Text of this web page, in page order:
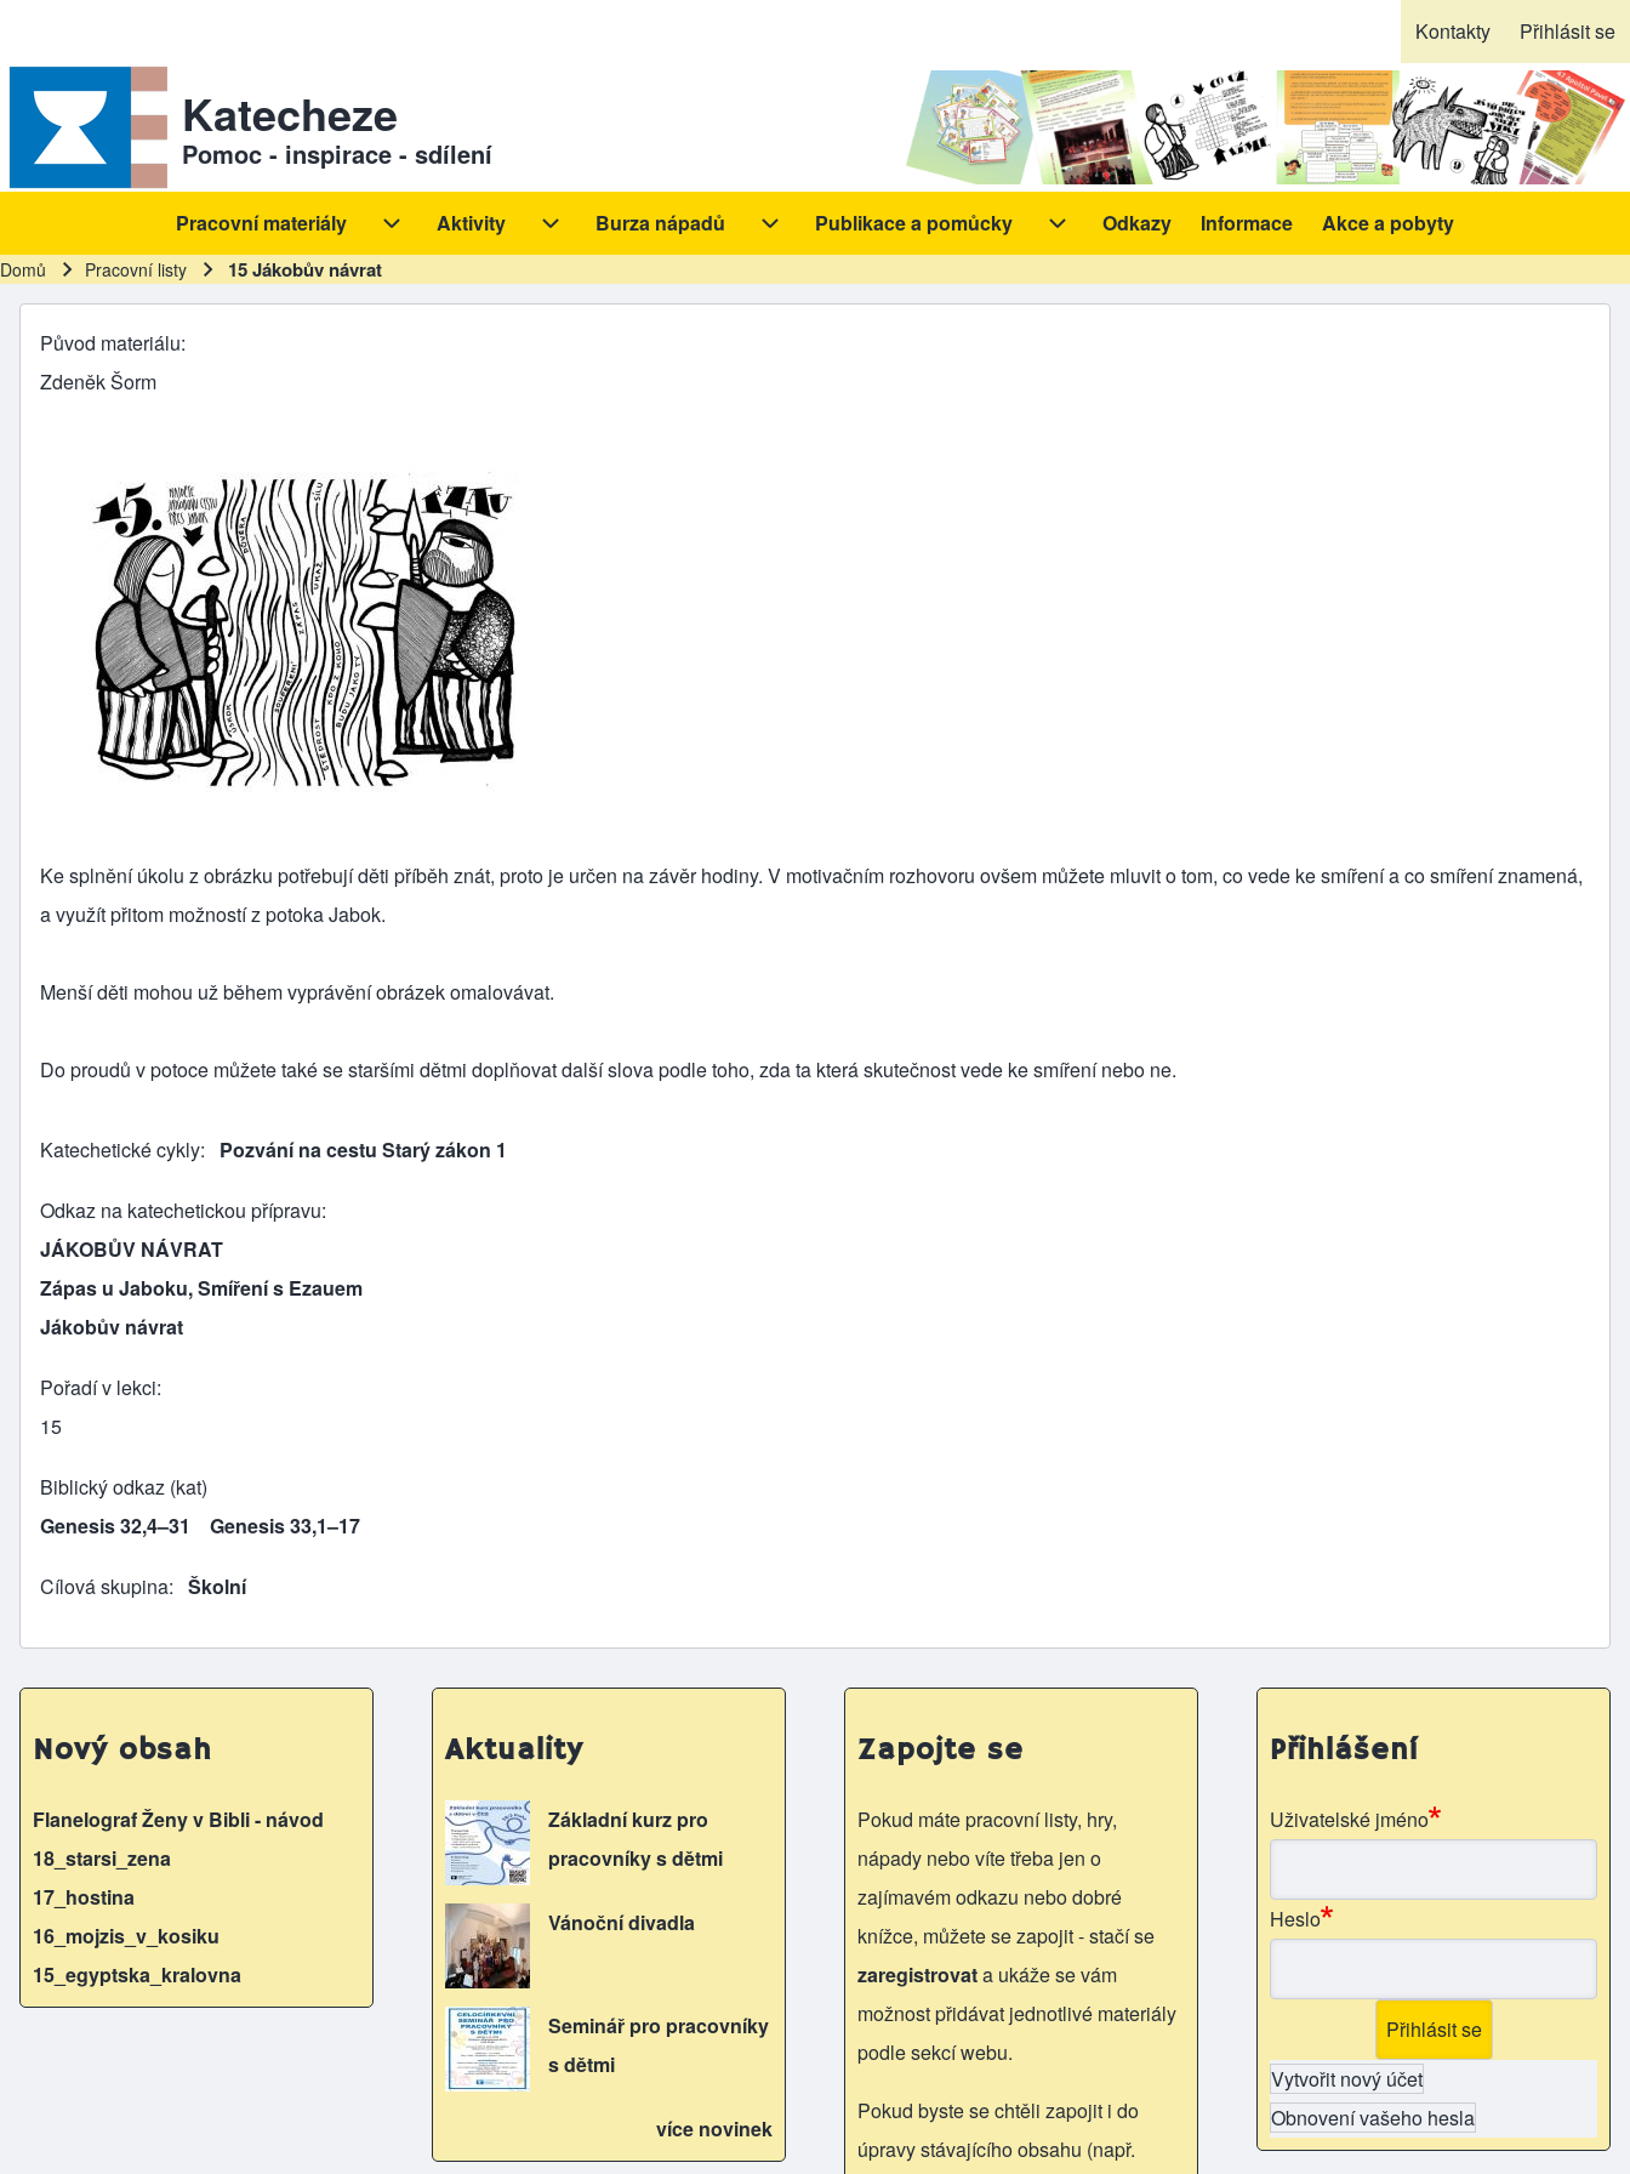
Sekundární odkazy
Kontakty Přihlásit se
Katecheze
Pomoc - inspirace - sdílení
Hlavní navigace
Pracovní materiály
Pracovní materiály sub-navigation
Aktivity
Aktivity sub-navigation
Burza nápadů
Burza nápadů sub-navigation
Publikace a pomůcky
Publikace a pomůcky sub-navigation
Odkazy Informace Akce a pobyty
Drobečková navigace
Domů Pracovní listy 15 Jákobův návrat
Původ materiálu
Zdeněk Šorm
Ke splnění úkolu z obrázku potřebují děti příběh znát, proto je určen na závěr hodiny. V motivačním rozhovoru ovšem můžete mluvit o tom, co vede ke smíření a co smíření znamená,
a využít přitom možností z potoka Jabok.
Menší děti mohou už během vyprávění obrázek omalovávat.
Do proudů v potoce můžete také se staršími dětmi doplňovat další slova podle toho, zda ta která skutečnost vede ke smíření nebo ne.
Katechetické cykly Pozvání na cestu Starý zákon 1
Odkaz na katechetickou přípravu
JÁKOBŮV NÁVRAT
Zápas u Jaboku, Smíření s Ezauem
Jákobův návrat
Pořadí v lekci
15
Biblický odkaz (kat)
Genesis 32,4–31
Genesis 33,1–17
Cílová skupina Školní
Nový obsah
Flanelograf Ženy v Bibli - návod
18_starsi_zena
17_hostina
16_mojzis_v_kosiku
15_egyptska_kralovna
Aktuality
Základní kurz pro
pracovníky s dětmi
Vánoční divadla
Seminář pro pracovníky
s dětmi
více novinek
Zapojte se
Pokud máte pracovní listy, hry,
nápady nebo víte třeba jen o
zajímavém odkazu nebo dobré
knížce, můžete se zapojit - stačí se
zaregistrovata ukáže se vám
možnost přidávat jednotlivé materiály
podle sekcí webu.
Pokud byste se chtěli zapojit i do
úpravy stávajícího obsahu (např.
Přihlášení
Uživatelské jméno
Heslo
Vytvořit nový účet
Obnovení vašeho hesla